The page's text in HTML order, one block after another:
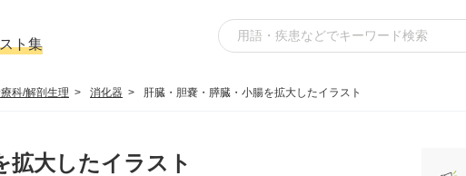
ト集
科/解剖生理 消化器 肝臓・胆嚢・膵臓・小腸を拡大したイラスト
拡大したイラスト